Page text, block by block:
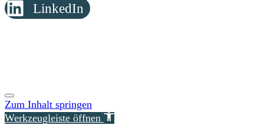
LinkedIn
Zum Inhalt springen
Werkzeugleiste öffnen